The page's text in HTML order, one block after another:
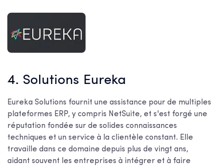
4. Solutions Eureka
Eureka Solutions fournit une assistance pour de multiples
plateformes ERP, y compris NetSuite, et s'est forgé une
réputation fondée sur de solides connaissances
techniques et un service à la clientèle constant. Elle
travaille dans ce domaine depuis plus de vingt ans,
aidant souvent les entreprises à intégrer et à faire